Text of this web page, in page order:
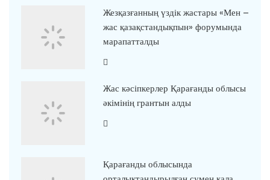
Жезқазғанның үздік жастары «Мен –
жас қазақстандықпын» форумында
марапатталды
Жас кәсіпкерлер Қарағанды облысы
әкімінің грантын алды
Қарағанды облысында